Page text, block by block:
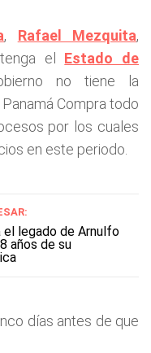
, Rafael Mezquita,
el Estado de
no tiene la
Compra todo
por los cuales
en este periodo.
el legado de Arnulfo
años de su
días antes de que